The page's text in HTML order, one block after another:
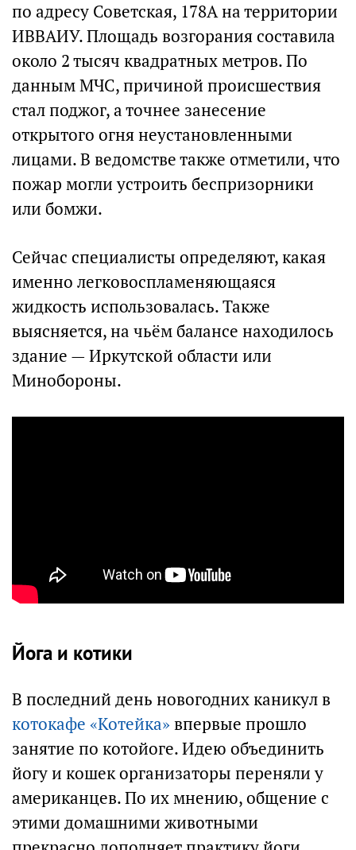
по адресу Советская, 178А на территории
ИВВАИУ. Площадь возгорания составила
около 2 тысяч квадратных метров. По
данным МЧС, причиной происшествия
стал поджог, а точнее занесение
открытого огня неустановленными
лицами. В ведомстве также отметили, что
пожар могли устроить беспризорники
или бомжи.
Сейчас специалисты определяют, какая
именно легковоспламеняющаяся
жидкость использовалась. Также
выясняется, на чьём балансе находилось
здание — Иркутской области или
Минобороны.
Йога и котики
В последний день новогодних каникул в
котокафе «Котейка»впервые прошло
занятие по котойоге. Идею объединить
йогу и кошек организаторы переняли у
американцев. По их мнению, общение с
этими домашними животными